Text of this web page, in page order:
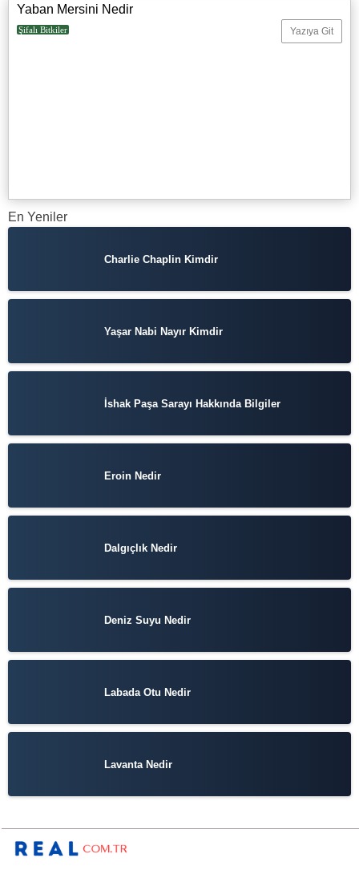
Yaban Mersini Nedir
Şifalı Bitkiler Yazıya Git
En Yeniler
Charlie Chaplin Kimdir
Yaşar Nabi Nayır Kimdir
İshak Paşa Sarayı Hakkında Bilgiler
Eroin Nedir
Dalgıçlık Nedir
Deniz Suyu Nedir
Labada Otu Nedir
Lavanta Nedir